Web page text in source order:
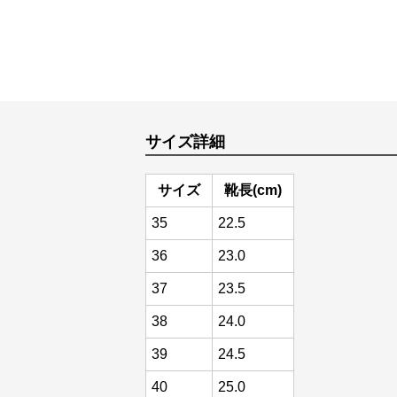
サイズ詳細
サイズ 靴長(cm)
35 22.5
36 23.0
37 23.5
38 24.0
39 24.5
40 25.0